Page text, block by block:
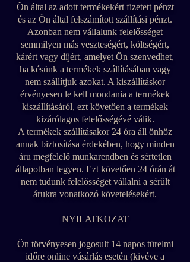
Ön által az adott termékekért fizetett pénzt
és az Ön által felszámított szállítási pénzt.
Azonban nem vállalunk felelősséget
semmilyen más veszteségért, költségért,
kárért vagy díjért, amelyet Ön szenvedhet,
ha késünk a termékek szállításában vagy
nem szállítjuk azokat. A kiszállításkor
érvényesen le kell mondania a termékek
kiszállításáról, ezt követően a termékek
kizárólagos felelősségévé válik.
A termékek szállításakor 24 óra áll önhöz
annak biztosítása érdekében, hogy minden
áru megfelelő munkarendben és sértetlen
állapotban legyen. Ezt követően 24 órán át
nem tudunk felelősséget vállalni a sérült
árukra vonatkozó követelésekért.
NYILATKOZAT
Ön törvényesen jogosult 14 napos türelmi
időre online vásárlás esetén (kivéve a